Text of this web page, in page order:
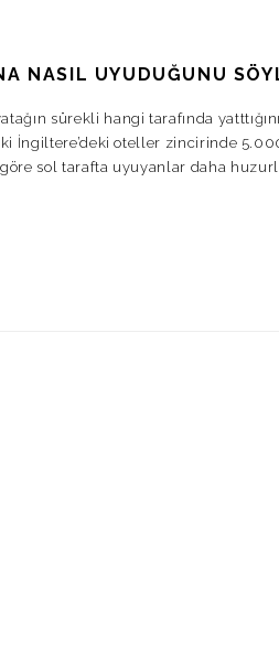
NASIL UYUDUĞUNU
sürekli hangi tarafında
ki İngiltere’deki oteller zincirinde
göre sol tarafta uyuyanlar daha